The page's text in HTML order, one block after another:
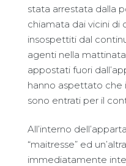
stata arrestata dalla
chiamata dai vicini di
insospettiti dal
agenti nella
appostati fuori
hanno aspettato che
sono entrati per il
All’interno
“maitresse” ed
immediatamente